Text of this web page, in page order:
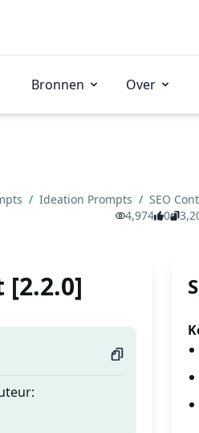
Bronnen Over
/ Ideation Prompts / SEO
4,974
0
[2.2.0]